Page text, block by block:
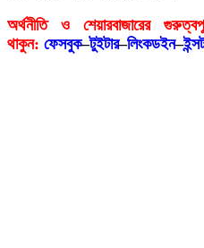
অর্থনীতি ও শেয়ারবাজারের
থাকুন: ফেসবুক–টুইটার–লিংকডইন–